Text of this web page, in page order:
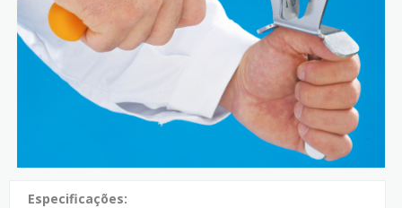
Especificações: